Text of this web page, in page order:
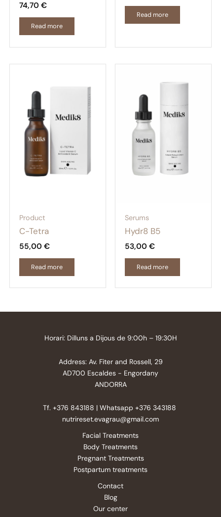
74,70 €
Read more
Read more
Product
C-Tetra
55,00 €
Read more
Serums
Hydr8 B5
53,00 €
Read more
Horari: Dilluns a Dijous de 9:00h – 19:30H
Address: Av. Fiter and Rossell, 29
AD700 Escaldes - Engordany
ANDORRA
Tf. +376 843188 | Whatsapp +376 343188
nutrireset.evagrau@gmail.com
Facial Treatments
Body Treatments
Pregnant Treatments
Postpartum treatments
Contact
Blog
Our center